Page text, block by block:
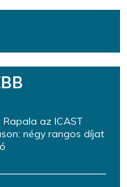
az ICAST
négy rangos díjat